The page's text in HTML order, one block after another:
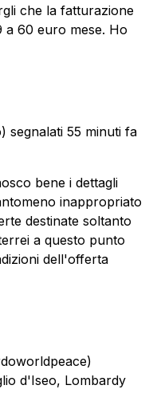
che la fatturazione
a 60 euro mese. Ho
segnalati 55 minuti fa
bene i dettagli
inappropriato
destinate soltanto
a questo punto
dell'offerta
d'Iseo, Lombardy